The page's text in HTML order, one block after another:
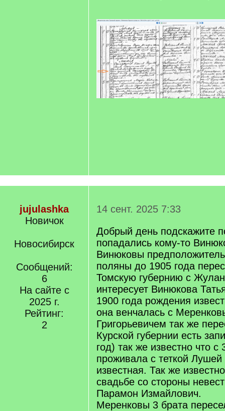
jujulashka
Новичок
Новосибирск
Сообщений:
6
На сайте с
2025 г.
Рейтинг:
2
14 сент. 2025 7:33
Добрый день подскажите
попадались кому-то
Винюковы
поляны до 1905 года
Томскую губернию с
интересует Винюкова
1900 года рождения
она венчалась с
Григорьевичем так же
Курской губернии есть
год) так же известно что с
проживала с теткой
известная. Так же
свадьбе со стороны
Парамон Измайлович.
Меренковы 3 брата